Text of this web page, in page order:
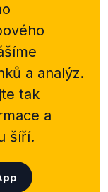
a analýz.
tak
a
šíří.